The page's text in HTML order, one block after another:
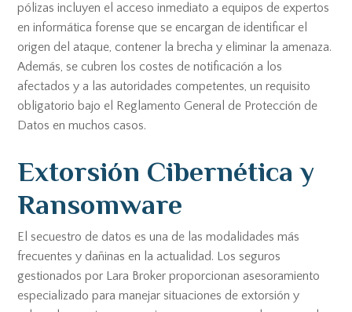
pólizas incluyen el acceso inmediato a equipos de expertos
en informática forense que se encargan de identificar el
origen del ataque, contener la brecha y eliminar la amenaza.
Además, se cubren los costes de notificación a los
afectados y a las autoridades competentes, un requisito
obligatorio bajo el Reglamento General de Protección de
Datos en muchos casos.
Extorsión Cibernética y
Ransomware
El secuestro de datos es una de las modalidades más
frecuentes y dañinas en la actualidad. Los seguros
gestionados por Lara Broker proporcionan asesoramiento
especializado para manejar situaciones de extorsión y